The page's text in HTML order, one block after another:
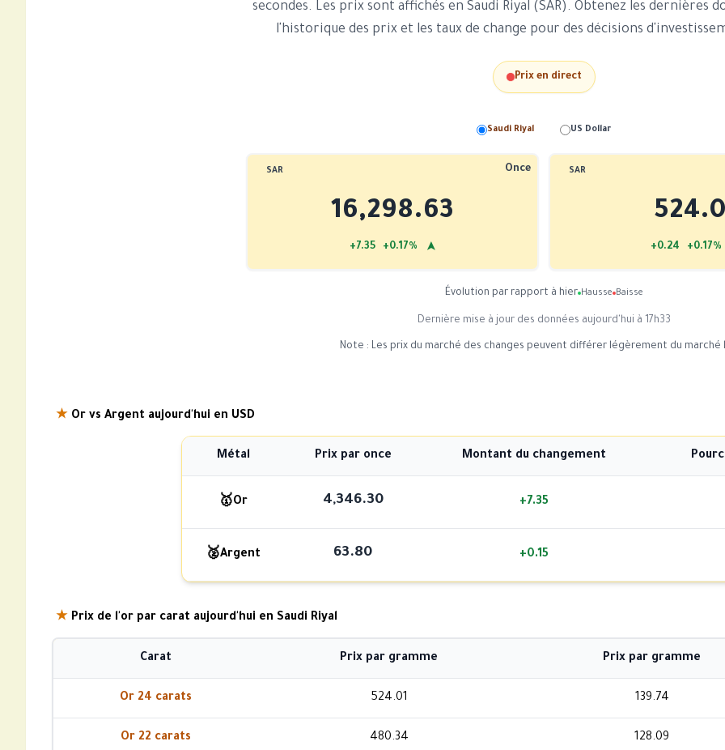
secondes. Les prix sont affichés en Saudi Riyal (SAR). Obtenez les dernières
l'historique des prix et les taux de change pour des décisions
Prix en direct
Saudi Riyal US Dollar
SAR Once
16,298.63
+7.35 +0.17% ➤
SAR
+0.24
Évolution par rapport à hier Hausse Baisse
Dernière mise à jour des données aujourd'hui à 17h33
Note : Les prix du marché des changes peuvent différer légèrement du marché
★ Or vs Argent aujourd'hui en USD
Métal Prix par once Montant du changement
🥇Or 4,346.30 +7.35
🥈Argent 63.80 +0.15
★ Prix de l'or par carat aujourd'hui en Saudi Riyal
Carat Prix par gramme Prix par gramme
Or 24 carats 524.01 139.74
Or 22 carats 480.34 128.09